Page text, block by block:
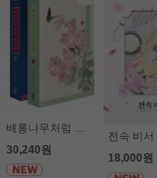
30,240원
18,000원